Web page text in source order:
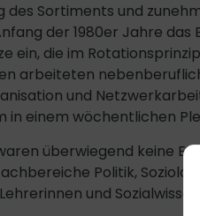
des Sortiments und
der 1980er Jahre
ein, die im
arbeiteten
und
in einem wöchentlichen
überwiegend keine
Politik,
und